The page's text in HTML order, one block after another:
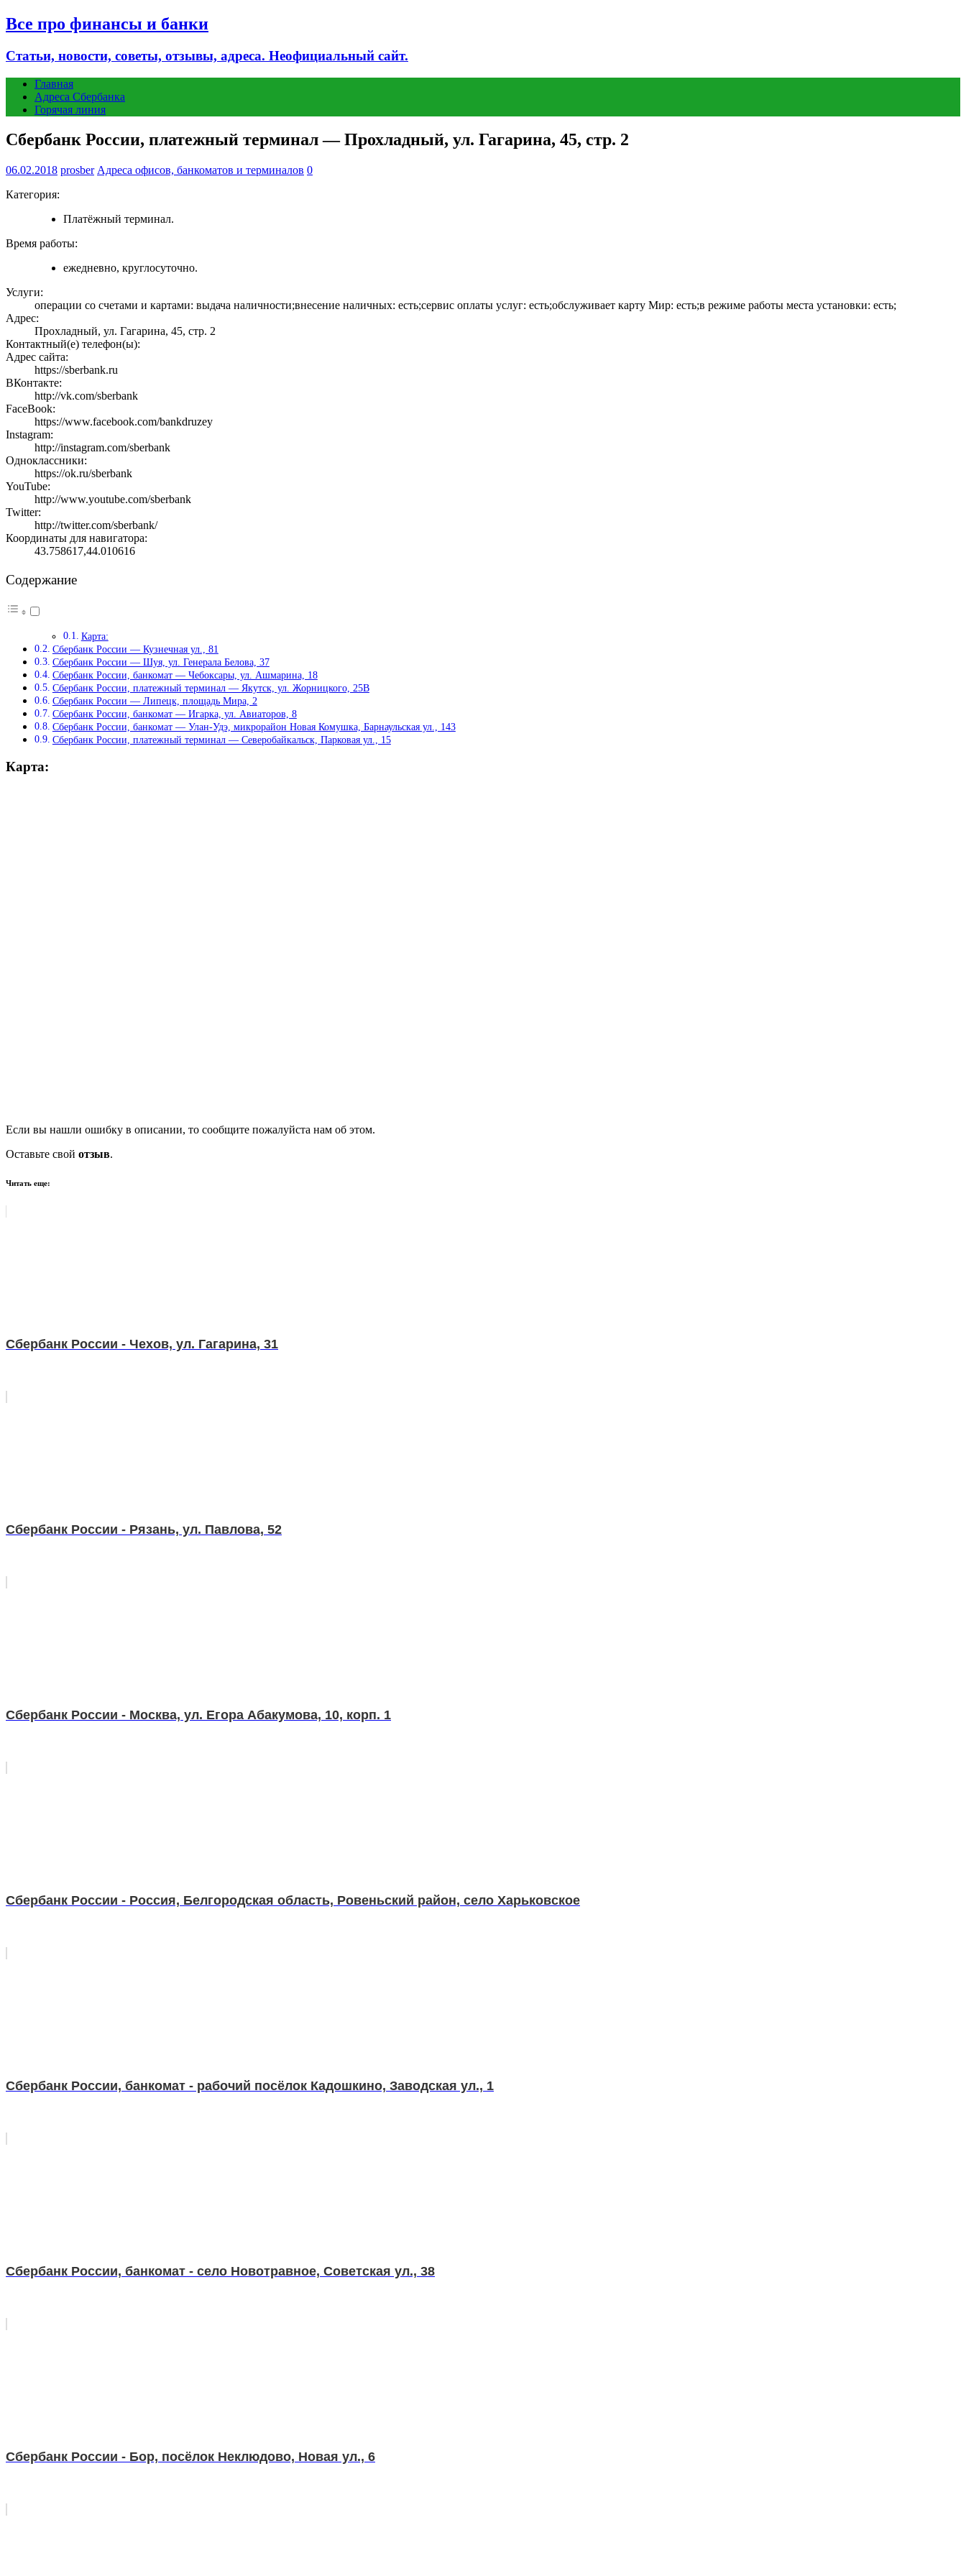
Все про финансы и банки
Статьи, новости, советы, отзывы, адреса. Неофициальный сайт.
Главная
Адреса Сбербанка
Горячая линия
Сбербанк России, платежный терминал — Прохладный, ул. Гагарина, 45, стр. 2
06.02.2018 prosber Адреса офисов, банкоматов и терминалов 0
Категория:
Платёжный терминал.
Время работы:
ежедневно, круглосуточно.
Услуги:
операции со счетами и картами: выдача наличности;внесение наличных: есть;сервис оплаты услуг: есть;обслуживает карту Мир: есть;в режиме работы места установки: есть;
Адрес:
Прохладный, ул. Гагарина, 45, стр. 2
Контактный(е) телефон(ы):
Адрес сайта:
https://sberbank.ru
ВКонтакте:
http://vk.com/sberbank
FaceBook:
https://www.facebook.com/bankdruzey
Instagram:
http://instagram.com/sberbank
Одноклассники:
https://ok.ru/sberbank
YouTube:
http://www.youtube.com/sberbank
Twitter:
http://twitter.com/sberbank/
Координаты для навигатора:
43.758617,44.010616
Содержание
Карта:
Сбербанк России — Кузнечная ул., 81
Сбербанк России — Шуя, ул. Генерала Белова, 37
Сбербанк России, банкомат — Чебоксары, ул. Ашмарина, 18
Сбербанк России, платежный терминал — Якутск, ул. Жорницкого, 25В
Сбербанк России — Липецк, площадь Мира, 2
Сбербанк России, банкомат — Игарка, ул. Авиаторов, 8
Сбербанк России, банкомат — Улан-Удэ, микрорайон Новая Комушка, Барнаульская ул., 143
Сбербанк России, платежный терминал — Северобайкальск, Парковая ул., 15
Карта:
Если вы нашли ошибку в описании, то сообщите пожалуйста нам об этом.
Оставьте свой отзыв.
Читать еще:
Сбербанк России - Чехов, ул. Гагарина, 31
Сбербанк России - Рязань, ул. Павлова, 52
Сбербанк России - Москва, ул. Егора Абакумова, 10, корп. 1
Сбербанк России - Россия, Белгородская область, Ровеньский район, село Харьковское
Сбербанк России, банкомат - рабочий посёлок Кадошкино, Заводская ул., 1
Сбербанк России, банкомат - село Новотравное, Советская ул., 38
Сбербанк России - Бор, посёлок Неклюдово, Новая ул., 6